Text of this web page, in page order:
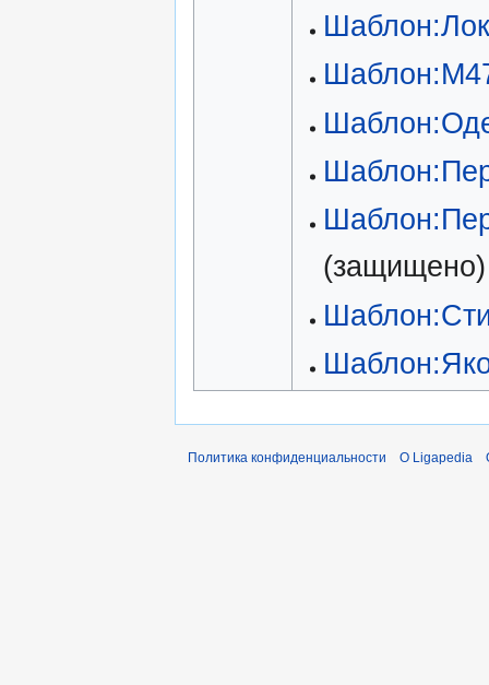
(защищено)
Политика конфиденциальности О Ligapedia